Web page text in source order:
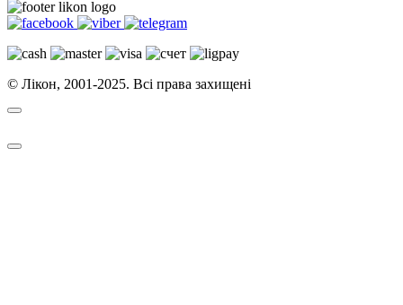
© Лікон, 2001-2025. Всі права захищені